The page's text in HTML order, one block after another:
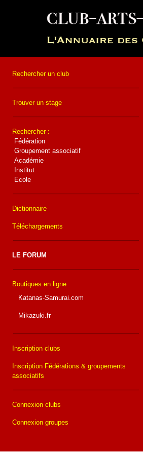
Rechercher un club
Trouver un stage
Rechercher :
Fédération
Groupement associatif
Académie
Institut
Ecole
Dictionnaire
Téléchargements
LE FORUM
Boutiques en ligne
Katanas-Samurai.com
Mikazuki.fr
Inscription clubs
Inscription Fédérations & groupements
associatifs
Connexion clubs
Connexion groupes